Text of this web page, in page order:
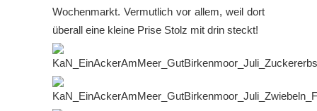
Wochenmarkt. Vermutlich vor allem, weil dort
überall eine kleine Prise Stolz mit drin steckt!